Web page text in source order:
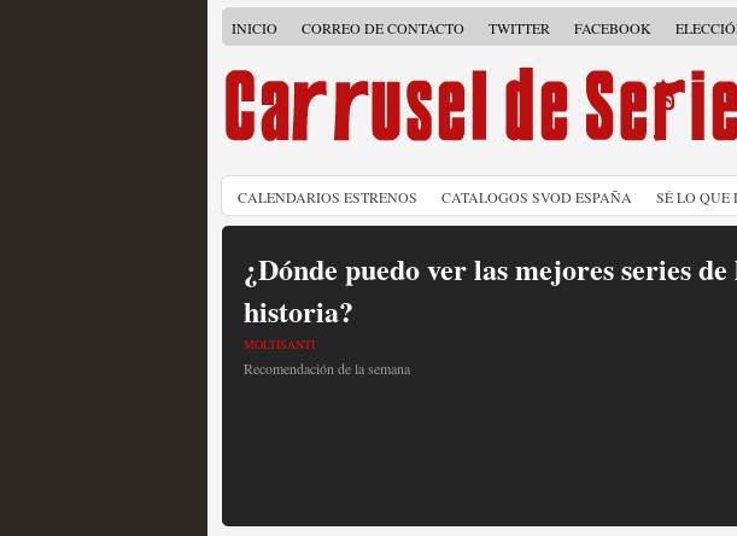
INICIO CORREO DE CONTACTO TWITTER FACEBOOK
CALENDARIOS ESTRENOS CATALOGOS SVOD ESPAÑA SÉ LO QUE
¿Dónde puedo ver las mejores series de
historia?
MOLTISANTI
Recomendación de la semana